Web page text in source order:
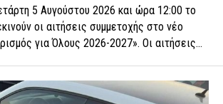
5 Αυγούστου 2026 και ώρα 12:00 το
οι αιτήσεις συμμετοχής στο νέο
για Όλους 2026-2027». Οι αιτήσεις...